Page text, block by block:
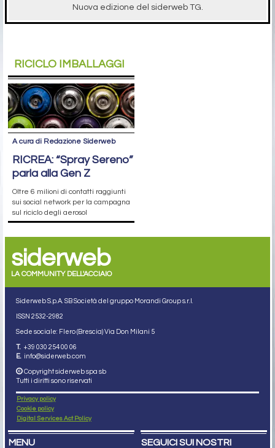
Nuova edizione del siderweb TG.
RICICLO IMBALLAGGI
A cura di Redazione Siderweb
RICREA: “Spray Sereno”
parla alla Gen Z
Oltre 6 milioni di contatti raggiunti
sui social network per la campagna
sul riciclo degli aerosol
siderweb
LA COMMUNITY DELL'ACCIAIO
Siderweb S.p.A. SB Società del gruppo Morandi Group s.r.l.
ISSN 2532-2982
Sede sociale: Flero (Brescia) Via Don Milani 5
T. +39 030 254 00 06
E. info@siderweb.com
Copyright siderweb spa sb
Tutti i diritti sono riservati
Privacy policy
Cookie policy
Digital Services Act Policy
MENU SEGUICI SUI NOSTRI